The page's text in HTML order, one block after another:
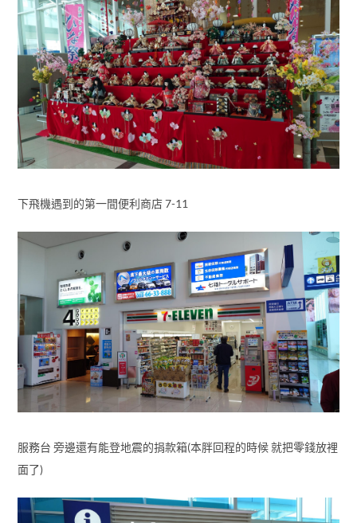
下飛機遇到的第一間便利商店 7-11
服務台 旁邊還有能登地震的捐款箱(本胖回程的時候 就把零錢放裡
面了)